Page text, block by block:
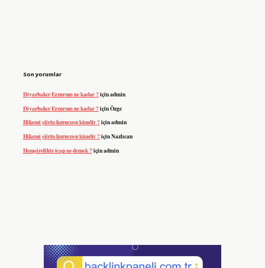
Son yorumlar
Diyarbakır Erzurum ne kadar ?içinadmin
Diyarbakır Erzurum ne kadar ?içinÖzge
Hikemi şiirin kurucusu kimdir ?içinadmin
Hikemi şiirin kurucusu kimdir ?içinNazlıcan
Hemşirelikte icap ne demek ?içinadmin